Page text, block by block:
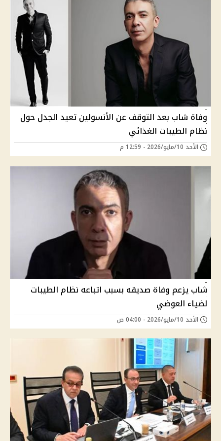
وفاة شاب بعد التوقف عن الأنسولين تعيد الجدل حول
نظام الطيبات الغذائي
الأحد 10/مايو/2026 - 12:59 م
شاب يزعم وفاة صديقه بسبب اتباعه نظام الطيبات
لضياء العوضي
الأحد 10/مايو/2026 - 04:00 ص